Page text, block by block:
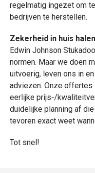
regelmatig ingezet om
bedrijven te herstellen.
Zekerheid in huis halen
Edwin Johnson
normen. Maar we doen
uitvoerig, leven ons in
adviezen. Onze offertes
eerlijke prijs-/
duidelijke planning af
tevoren exact weet
Tot snel!